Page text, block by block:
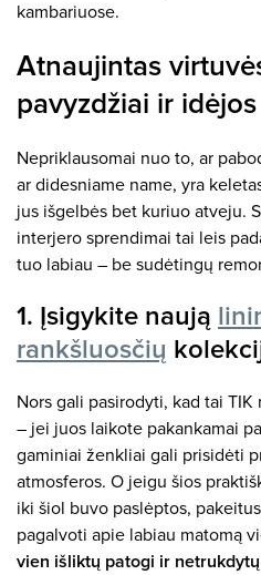
kambariuose.
Atnaujintas
pavyzdžiai ir idėjos
Nepriklausomai nuo to, ar
ar didesniame name, yra
jus išgelbės bet kuriuo atveju.
interjero sprendimai tai leis
tuo labiau – be sudėtingų
1. Įsigykite naują
rankšluosčių
Nors gali pasirodyti, kad tai
– jei juos laikote pakankamai
gaminiai ženkliai gali prisidėti
atmosferos. O jeigu šios
iki šiol buvo paslėptos,
pagalvoti apie labiau matomą
vien išliktų patogi ir